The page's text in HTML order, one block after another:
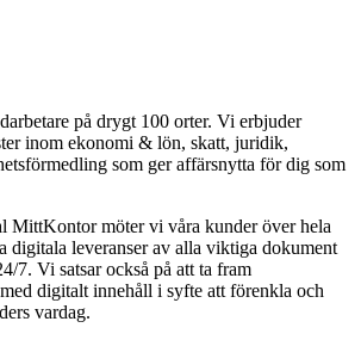
på drygt 100 orter. Vi erbjuder
inom ekonomi & lön, skatt, juridik,
som ger affärsnytta för dig som
MittKontor möter vi våra kunder över hela
digitala leveranser av alla viktiga dokument
7. Vi satsar också på att ta fram
digitalt innehåll i syfte att förenkla och
vardag.